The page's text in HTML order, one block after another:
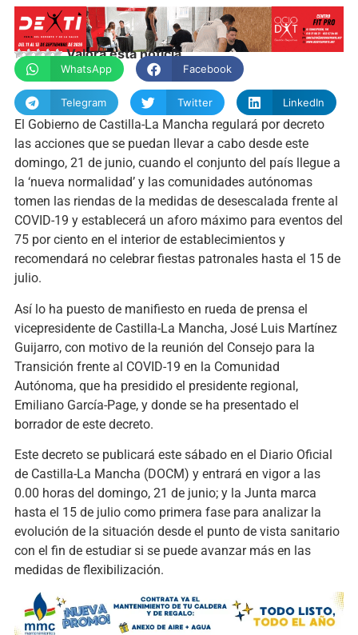
Valora esta noticia
WhatsApp Facebook
Telegram Twitter LinkedIn
El Gobierno de Castilla-La Mancha regulará por decreto
las acciones que se puedan llevar a cabo desde este
domingo, 21 de junio, cuando el conjunto del país llegue a
la ‘nueva normalidad’ y las comunidades autónomas
tomen las riendas de la medidas de desescalada frente al
COVID-19 y establecerá un aforo máximo para eventos del
75 por ciento en el interior de establecimientos y
recomendará no celebrar fiestas patronales hasta el 15 de
julio.
Así lo ha puesto de manifiesto en rueda de prensa el
vicepresidente de Castilla-La Mancha, José Luis Martínez
Guijarro, con motivo de la reunión del Consejo para la
Transición frente al COVID-19 en la Comunidad
Autónoma, que ha presidido el presidente regional,
Emiliano García-Page, y donde se ha presentado el
borrador de este decreto.
Este decreto se publicará este sábado en el Diario Oficial
de Castilla-La Mancha (DOCM) y entrará en vigor a las
0.00 horas del domingo, 21 de junio; y la Junta marca
hasta el 15 de julio como primera fase para analizar la
evolución de la situación desde el punto de vista sanitario
con el fin de estudiar si se puede avanzar más en las
medidas de flexibilización.